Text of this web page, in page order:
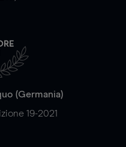
(Germania)
19-2021